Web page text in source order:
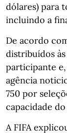
dólares) para
incluindo a
De acordo
distribuídos
participante
agência
750 por
capacidade
A FIFA